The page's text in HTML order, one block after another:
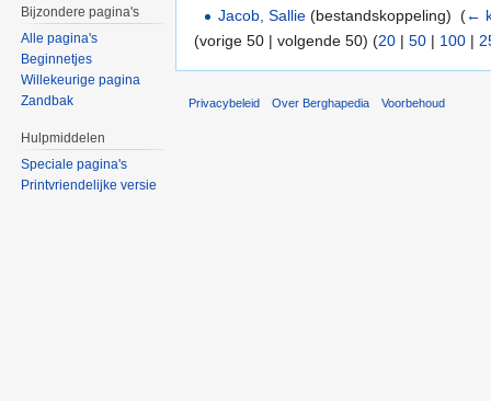
Jacob, Sallie (bestandskoppeling) ‎(←
(vorige 50 | volgende 50) (20 | 50 | 100 |
Bijzondere pagina's
Alle pagina's
Beginnetjes
Willekeurige pagina
Zandbak
Hulpmiddelen
Speciale pagina's
Printvriendelijke versie
Privacybeleid Over Berghapedia Voorbehoud